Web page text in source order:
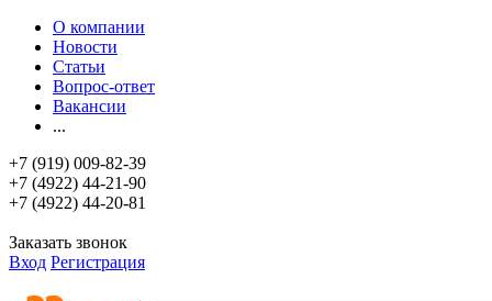
О компании
Новости
Статьи
Вопрос-ответ
Вакансии
...
+7 (919) 009-82-39
+7 (4922) 44-21-90
+7 (4922) 44-20-81
Заказать звонок
Вход Регистрация